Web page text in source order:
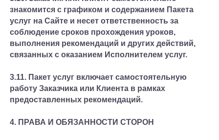
знакомится с графиком и содержанием Пакета
услуг на Сайте и несет ответственность за
соблюдение сроков прохождения уроков,
выполнения рекомендаций и других действий,
связанных с оказанием Исполнителем услуг.
3.11. Пакет услуг включает самостоятельную
работу Заказчика или Клиента в рамках
предоставленных рекомендаций.
4. ПРАВА И ОБЯЗАННОСТИ СТОРОН